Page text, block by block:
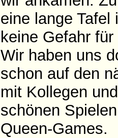
eine lange
keine Gefahr
Wir haben uns
schon auf den
mit Kollegen
schönen
Queen-Games.